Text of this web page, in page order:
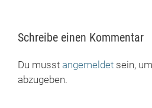
Schreibe einen Kommentar
Du musst angemeldet sein,
abzugeben.